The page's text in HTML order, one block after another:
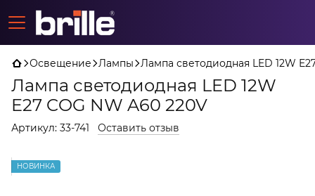
Освещение Лампы Лампа светодиодная LED 12W
Лампа светодиодная LED 12W
E27 COG NW A60 220V
Артикул: 33-741 Оставить отзыв
НОВИНКА